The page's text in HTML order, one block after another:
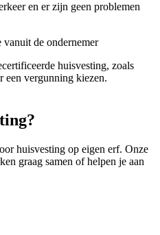
en er zijn geen problemen
vanuit de ondernemer
huisvesting, zoals
een vergunning kiezen.
huisvesting op eigen erf. Onze
graag samen of helpen je aan